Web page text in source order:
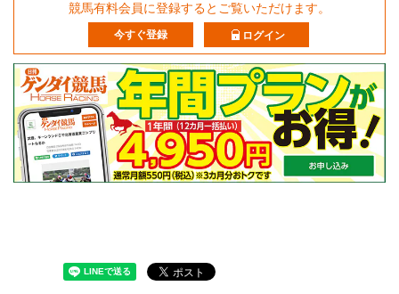
競馬有料会員に登録するとご覧いただけます。
今すぐ登録 ログイン